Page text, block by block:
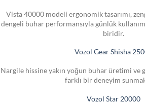
Vista 40000 modeli ergonomik tasarımı,
dengeli buhar performansıyla günlük
biridir.
Vozol Gear Shisha
Nargile hissine yakın yoğun buhar üretimi ve
farklı bir deneyim
Vozol Star 20000